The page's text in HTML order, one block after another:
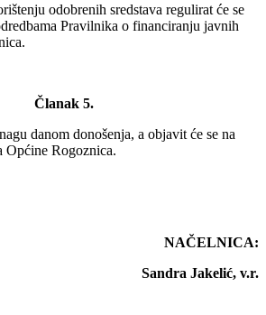
odobrenih sredstava regulirat će se
Pravilnika o financiranju javnih
Članak 5.
danom donošenja, a objavit će se na
Općine Rogoznica.
NAČELNICA:
Sandra Jakelić, v.r.